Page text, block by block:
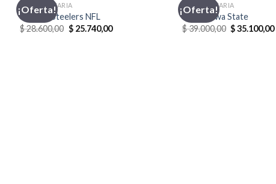
¡Oferta!
INDUMENTARIA
Remera Steelers NFL
$28.600,00 El
precio
$25.740,00El
¡Oferta!
INDUMENTARIA
Short Iowa State
$39.000,00 El
precio
$35.100,00El